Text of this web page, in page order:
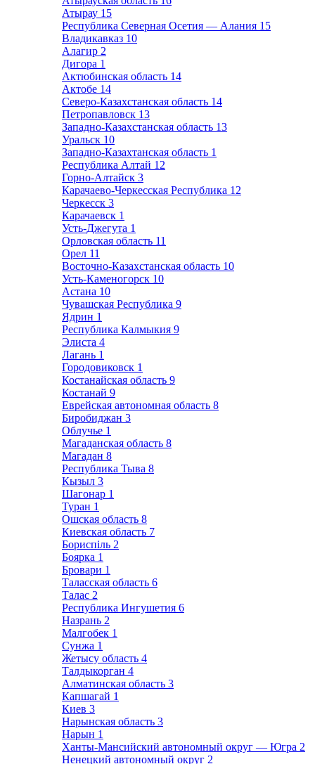
Атырау 15
Республика Северная Осетия — Алания 15
Владикавказ 10
Алагир 2
Дигора 1
Актюбинская область 14
Актобе 14
Северо-Казахстанская область 14
Петропавловск 13
Западно-Казахстанская область 13
Уральск 10
Западно-Казахтанская область 1
Республика Алтай 12
Горно-Алтайск 3
Карачаево-Черкесская Республика 12
Черкесск 3
Карачаевск 1
Усть-Джегута 1
Орловская область 11
Орел 11
Восточно-Казахстанская область 10
Усть-Каменогорск 10
Астана 10
Чувашская Республика 9
Ядрин 1
Республика Калмыкия 9
Элиста 4
Лагань 1
Городовиковск 1
Костанайская область 9
Костанай 9
Еврейская автономная область 8
Биробиджан 3
Облучье 1
Магаданская область 8
Магадан 8
Республика Тыва 8
Кызыл 3
Шагонар 1
Туран 1
Ошская область 8
Киевская область 7
Бориспіль 2
Боярка 1
Бровари 1
Таласская область 6
Талас 2
Республика Ингушетия 6
Назрань 2
Малгобек 1
Сунжа 1
Жетысу область 4
Талдыкорган 4
Алматинская область 3
Капшагай 1
Киев 3
Нарынская область 3
Нарын 1
Ханты-Мансийский автономный округ — Югра 2
Ненецкий автономный округ 2